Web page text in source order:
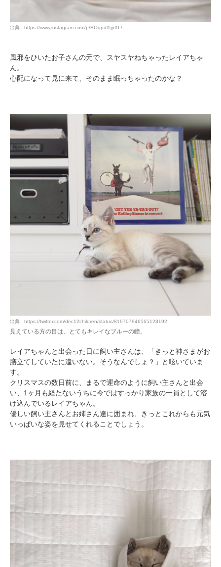
出典 : https://www.instagram.com/p/BOqpdl1jpXL/
風邪をひいたお子さんの元で、スヤスヤねちゃったレイアちゃ
ん。
心配になって見に来て、そのまま眠っちゃったのかな？
出典 : https://twitter.com/dec12children/status/819707946565128192
見えている方の目は、とてもキレイなブルーの瞳。
レイアちゃんと出会った日に飼い主さんは、「きっと神さまがお
膳立てしていたに違いない。そうなんでしょ？」と呟いていま
す。
クリスマスの数日前に、まるで運命のように飼い主さんと出会
い、1ヶ月も経たないうちに今ではすっかり家族の一員として溶
け込んでいるレイアちゃん。
優しい飼い主さんとお姉さん達に囲まれ、きっとこれからも元気
いっぱいな姿を見せてくれることでしょう。